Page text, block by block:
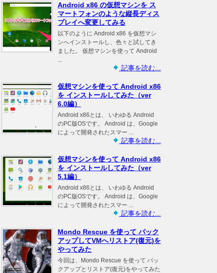
Android x86 の仮想マシンを ス
マートフォンのような縦長ディス
プレイへ変更してみる
以下のように Android x86 を仮想マシ
ンへインストールし、色々と試してき
ました。 仮想マシンを使って Android
記事を読む...
仮想マシンを使って Android x86
を インストールしてみた（ver
6.0編）
Android x86とは、 いわゆる Android
のPC版OSです。 Android は、Google
によって開発されたスマー ...
記事を読む...
仮想マシンを使って Android x86
を インストールしてみた（ver
5.1編）
Android x86とは、 いわゆる Android
のPC版OSです。 Android は、Google
によって開発されたスマー ...
記事を読む...
Mondo Rescue を使って バック
アップしてVMへリストア(復元)を
やってみた
今回は、Mondo Rescue を使って バッ
クアップとリストア(復元)をやってみた